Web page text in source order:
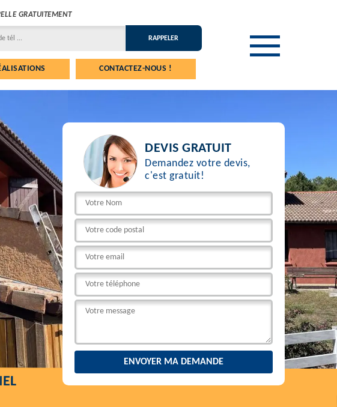
GRATUITEMENT
CONTACTEZ-NOUS !
DEVIS GRATUIT
Demandez votre devis,
c'est gratuit!